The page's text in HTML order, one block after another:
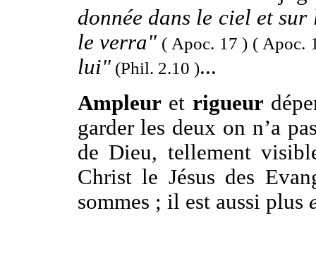
donnée dans le ciel et sur
le verra" ( Apoc. 17 ) ( Apoc.
lui" (Phil. 2.10 )...
Ampleuret rigueur
garder les deux on n’a
de Dieu, tellement
Christ le Jésus des
sommes ; il est aussi plus